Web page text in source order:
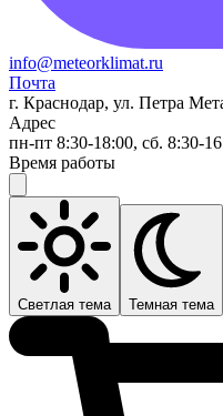
info@meteorklimat.ru
Почта
г. Краснодар, ул. Петра
Адрес
пн-пт 8:30-18:00, сб. 8:30-
Время работы
Светлая тема Темная тема